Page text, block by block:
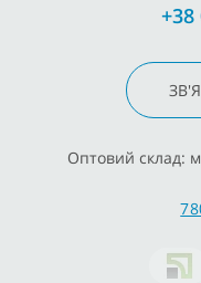
+38
Оптовий склад: